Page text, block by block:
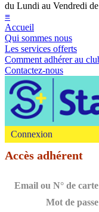
du Lundi au Vendredi
≡
Accueil
Qui sommes nous
Les services offerts
Comment adhérer au
Contactez-nous
Connexion
Accès adhérent
Email ou N° de carte
Mot de passe